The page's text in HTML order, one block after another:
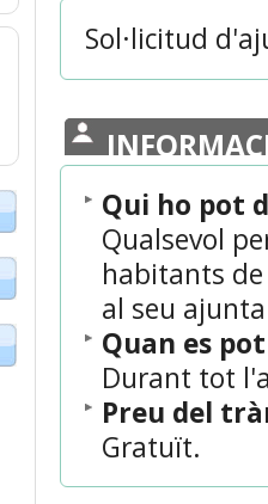
Sol·licitud
Qui ho pot
Qualsevol
habitants
al seu
Quan es
Durant tot
Preu del
Gratuït.